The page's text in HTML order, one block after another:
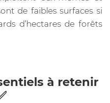
de faibles surfaces si
d’hectares de forêts
à retenir